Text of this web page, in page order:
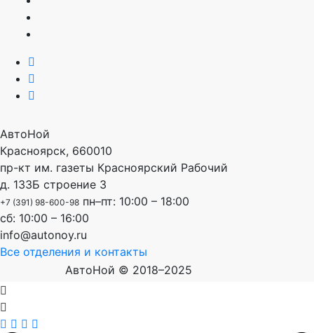
АвтоНой
Красноярск, 660010
пр-кт им. газеты Красноярский Рабочий
д. 133Б строение 3
+7 (391) 98-600-98 пн–пт: 10:00 – 18:00
сб: 10:00 – 16:00
info@autonoy.ru
Все отделения и контакты
АвтоНой © 2018–2025